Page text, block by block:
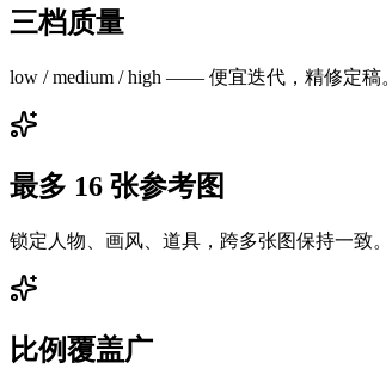
三档质量
low / medium / high —— 便宜迭代，精修定稿。
最多 16 张参考图
锁定人物、画风、道具，跨多张图保持一致。
比例覆盖广